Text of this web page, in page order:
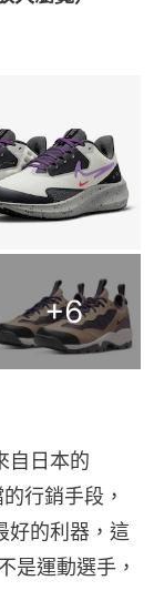
+6
自日本的
行銷手段，
好的利器，這
是運動選手，